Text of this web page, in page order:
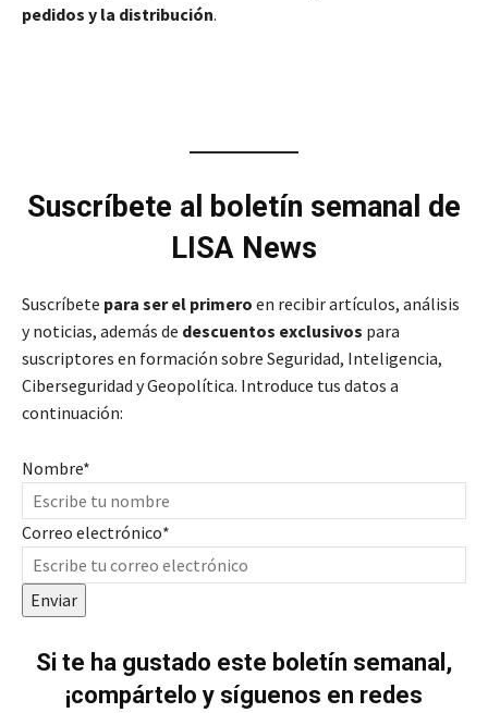
pedidos y la distribución.
Suscríbete al boletín semanal de
LISA News
Suscríbete para ser el primero en recibir artículos, análisis
y noticias, además de descuentos exclusivos para
suscriptores en formación sobre Seguridad, Inteligencia,
Ciberseguridad y Geopolítica. Introduce tus datos a
continuación:
Nombre*
Correo electrónico*
Enviar
Si te ha gustado este boletín semanal,
¡compártelo y síguenos en redes